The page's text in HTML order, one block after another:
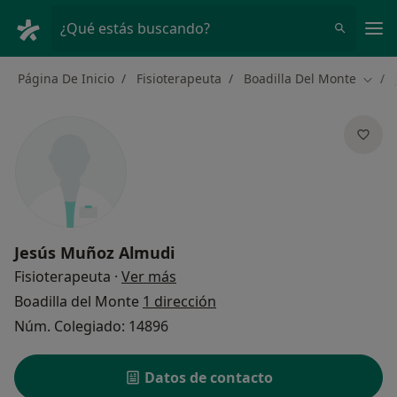
¿Qué estás buscando?
Página De Inicio Fisioterapeuta Boadilla Del Monte
Jesús Muñoz Almudi
Fisioterapeuta · Ver más
Boadilla del Monte 1 dirección
Núm. Colegiado: 14896
Datos de contacto